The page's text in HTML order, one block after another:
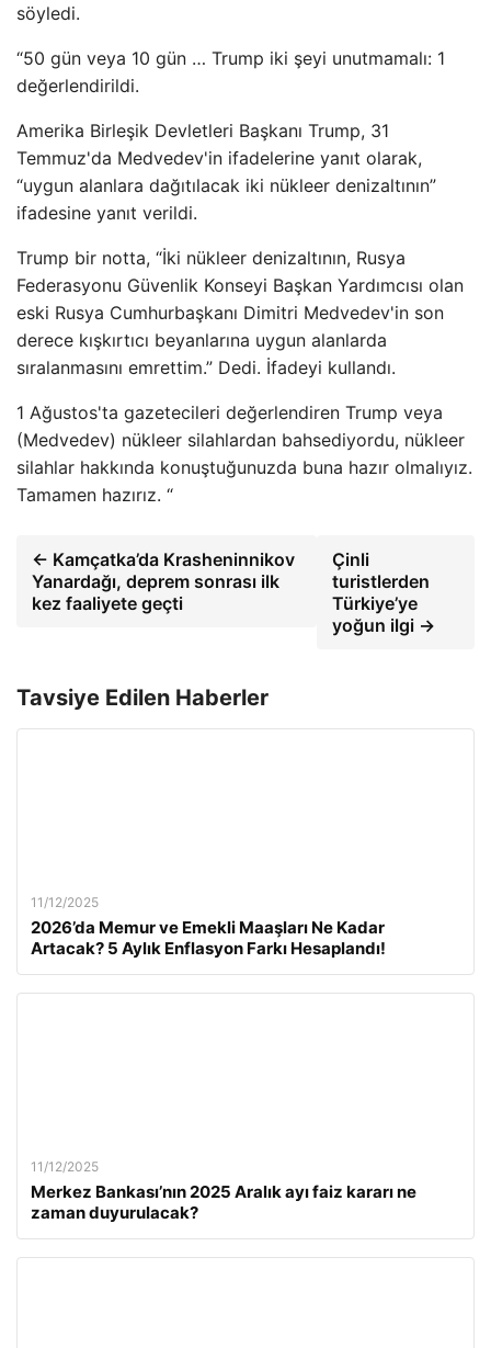
söyledi.
“50 gün veya 10 gün … Trump iki şeyi unutmamalı: 1
değerlendirildi.
Amerika Birleşik Devletleri Başkanı Trump, 31
Temmuz'da Medvedev'in ifadelerine yanıt olarak,
“uygun alanlara dağıtılacak iki nükleer denizaltının”
ifadesine yanıt verildi.
Trump bir notta, “İki nükleer denizaltının, Rusya
Federasyonu Güvenlik Konseyi Başkan Yardımcısı olan
eski Rusya Cumhurbaşkanı Dimitri Medvedev'in son
derece kışkırtıcı beyanlarına uygun alanlarda
sıralanmasını emrettim.” Dedi. İfadeyi kullandı.
1 Ağustos'ta gazetecileri değerlendiren Trump veya
(Medvedev) nükleer silahlardan bahsediyordu, nükleer
silahlar hakkında konuştuğunuzda buna hazır olmalıyız.
Tamamen hazırız. “
← Kamçatka’da Krasheninnikov
Yanardağı, deprem sonrası ilk
kez faaliyete geçti
Çinli
turistlerden
Türkiye’ye
yoğun ilgi →
Tavsiye Edilen Haberler
11/12/2025
2026’da Memur ve Emekli Maaşları Ne Kadar
Artacak? 5 Aylık Enflasyon Farkı Hesaplandı!
11/12/2025
Merkez Bankası’nın 2025 Aralık ayı faiz kararı ne
zaman duyurulacak?